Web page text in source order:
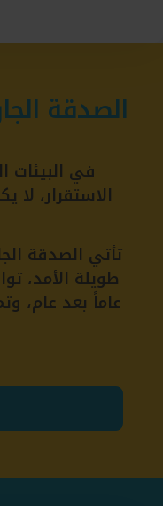
الصدقة
في البيئات
الاستقرار،
تأتي الصدقة
طويلة الأمد،
عاماً بعد عام،